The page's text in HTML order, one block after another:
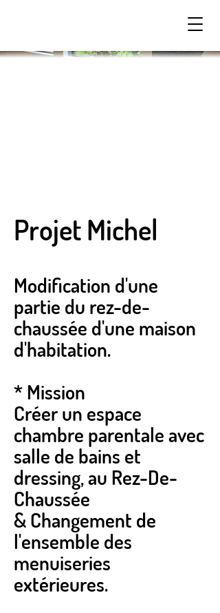
Projet Michel
Modification d'une
partie du rez-de-
chaussée d'une maison
d'habitation.
* Mission
Créer un espace
chambre parentale avec
salle de bains et
dressing, au Rez-De-
Chaussée
& Changement de
l'ensemble des
menuiseries
extérieures.